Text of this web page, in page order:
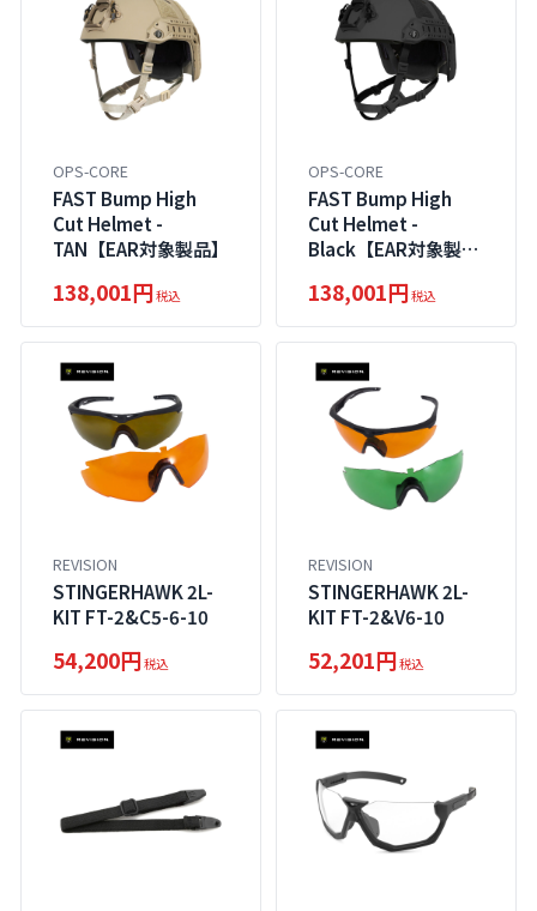
OPS-CORE
FAST Bump High
Cut Helmet -
TAN【EAR対象製品】
138,001円税込
OPS-CORE
FAST Bump High
Cut Helmet -
Black【EAR対象製
138,001円税込
REVISION
STINGERHAWK 2L-
KIT FT-2&C5-6-10
54,200円税込
REVISION
STINGERHAWK 2L-
KIT FT-2&V6-10
52,201円税込